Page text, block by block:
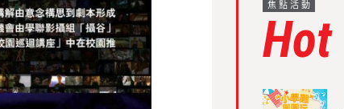
焦點活動
Hot